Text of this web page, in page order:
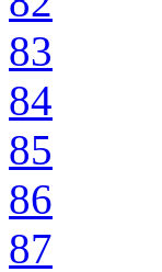
83
84
85
86
87